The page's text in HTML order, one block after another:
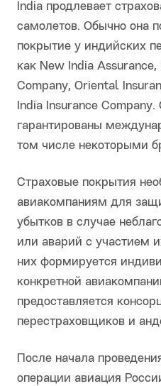
India продлевает
самолетов. Обычно она
покрытие у индийских
как New India
Company, Oriental
India Insurance
гарантированы
том числе некоторыми
Страховые покрытия
авиакомпаниям для
убытков в случае
или аварий с участием
них формируется
конкретной
предоставляется
перестраховщиков и
После начала
операции авиация